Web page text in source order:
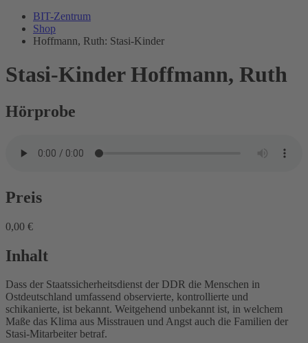
BIT-Zentrum
Shop
Hoffmann, Ruth: Stasi-Kinder
Stasi-Kinder Hoffmann, Ruth
Hörprobe
Preis
0,00 €
Inhalt
Dass der Staatssicherheitsdienst der DDR die Menschen in
Ostdeutschland umfassend observierte, kontrollierte und
schikanierte, ist bekannt. Weitgehend unbekannt ist, in welchem
Maße das Klima aus Misstrauen und Angst auch die Familien der
Stasi-Mitarbeiter betraf.